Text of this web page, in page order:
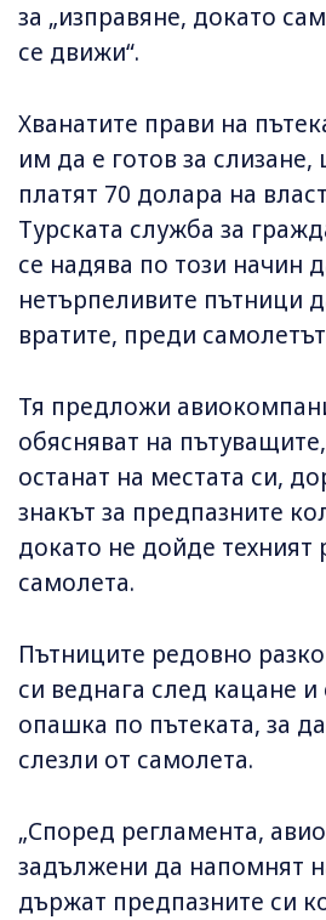
за „изправяне, докато
се движи“.
Хванатите прави на
им да е готов за
платят 70 долара на
Турската служба за
се надява по този начин
нетърпеливите пътници
вратите, преди
Тя предложи
обясняват на
останат на местата си,
знакът за предпазните
докато не дойде техният
самолета.
Пътниците редовно
си веднага след кацане и
опашка по пътеката, за
слезли от самолета.
„Според регламента,
задължени да напомнят
държат предпазните си